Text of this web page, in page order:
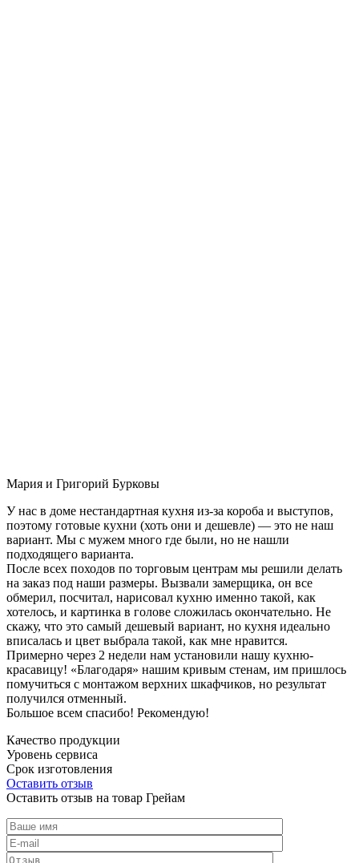
Мария и Григорий Бурковы
У нас в доме нестандартная кухня из-за короба и выступов,
поэтому готовые кухни (хоть они и дешевле) — это не наш
вариант. Мы с мужем много где были, но не нашли
подходящего варианта.
После всех походов по торговым центрам мы решили делать
на заказ под наши размеры. Вызвали замерщика, он все
обмерил, посчитал, нарисовал кухню именно такой, как
хотелось, и картинка в голове сложилась окончательно. Не
скажу, что это самый дешевый вариант, но кухня идеально
вписалась и цвет выбрала такой, как мне нравится.
Примерно через 2 недели нам установили нашу кухню-
красавицу! «Благодаря» нашим кривым стенам, им пришлось
помучиться с монтажом верхних шкафчиков, но результат
получился отменный.
Большое всем спасибо! Рекомендую!
Качество продукции
Уровень сервиса
Срок изготовления
Оставить отзыв
Оставить отзыв на товар Грейам